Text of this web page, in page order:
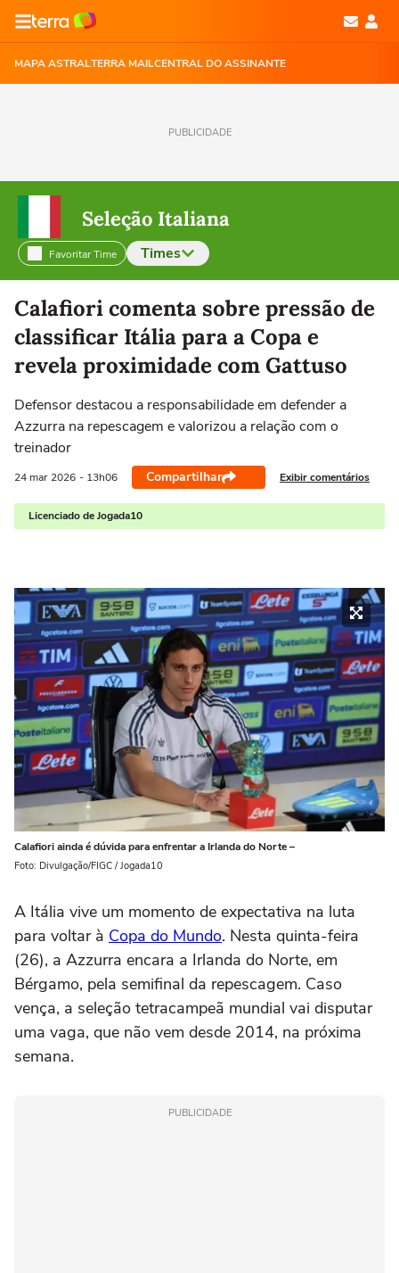
MAPA ASTRALTERRA MAILCENTRAL DO ASSINANTE
PUBLICIDADE
Seleção Italiana
Favoritar Time Times
Selecione o time para ver as notícias
Calafiori comenta sobre pressão de
classificar Itália para a Copa e
revela proximidade com Gattuso
Defensor destacou a responsabilidade em defender a
Azzurra na repescagem e valorizou a relação com o
treinador
24 mar 2026 - 13h06 Compartilhar Exibir comentários
Licenciado de Jogada10
Calafiori ainda é dúvida para enfrentar a Irlanda do Norte –
Foto: Divulgação/FIGC / Jogada10
A Itália vive um momento de expectativa na luta
para voltar à Copa do Mundo. Nesta quinta-feira
(26), a Azzurra encara a Irlanda do Norte, em
Bérgamo, pela semifinal da repescagem. Caso
vença, a seleção tetracampeã mundial vai disputar
uma vaga, que não vem desde 2014, na próxima
semana.
PUBLICIDADE